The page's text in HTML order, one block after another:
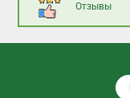
Отзывы